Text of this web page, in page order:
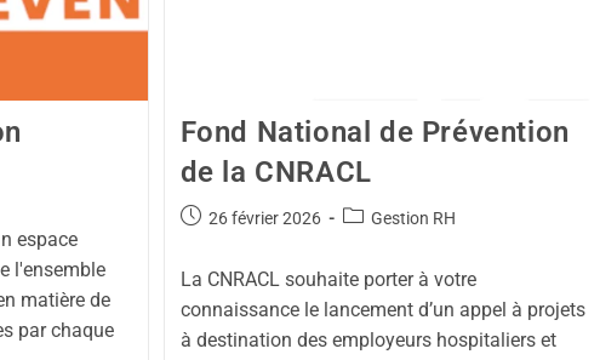
espace
l'ensemble
matière de
par chaque
Fond National de Prévention
de la CNRACL
26 février 2026 Gestion RH
La CNRACL souhaite porter à votre
connaissance le lancement d’un appel à projets
à destination des employeurs hospitaliers et